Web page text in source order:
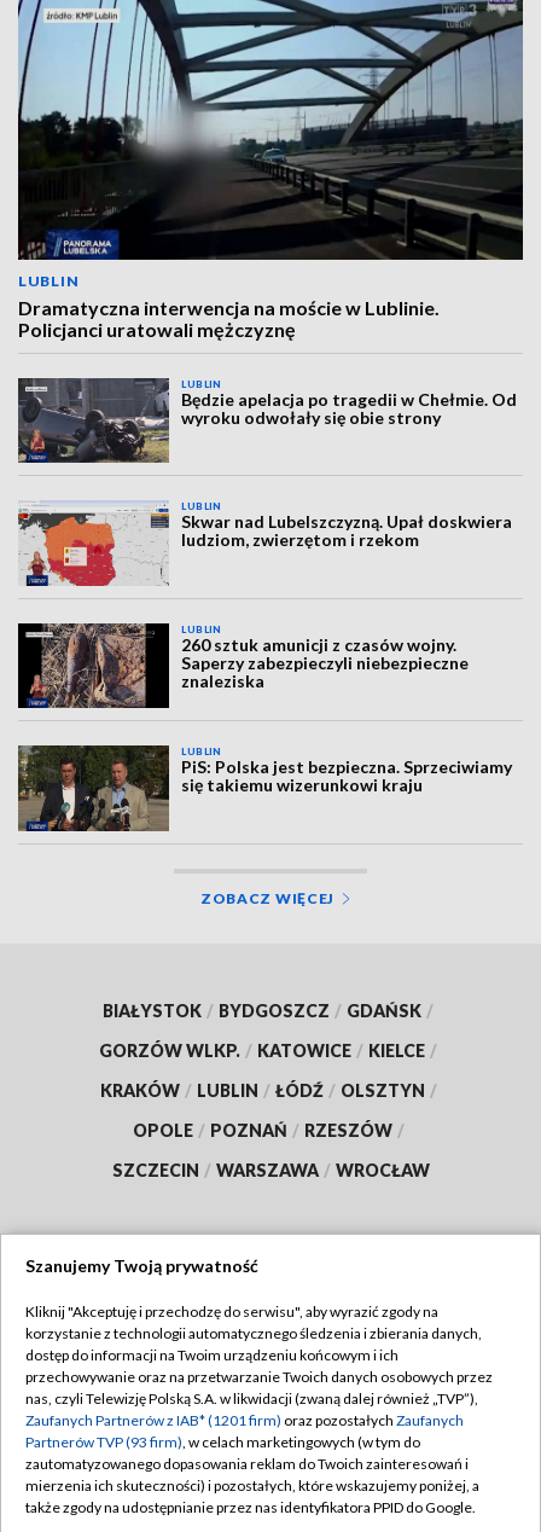
LUBLIN
Dramatyczna interwencja na moście w Lublinie.
Policjanci uratowali mężczyznę
LUBLIN
Będzie apelacja po tragedii w Chełmie. Od
wyroku odwołały się obie strony
LUBLIN
Skwar nad Lubelszczyzną. Upał doskwiera
ludziom, zwierzętom i rzekom
LUBLIN
260 sztuk amunicji z czasów wojny.
Saperzy zabezpieczyli niebezpieczne
znaleziska
LUBLIN
PiS: Polska jest bezpieczna. Sprzeciwiamy
się takiemu wizerunkowi kraju
ZOBACZ WIĘCEJ
BIAŁYSTOK / BYDGOSZCZ / GDAŃSK /
GORZÓW WLKP. / KATOWICE / KIELCE /
KRAKÓW / LUBLIN / ŁÓDŹ / OLSZTYN /
OPOLE / POZNAŃ / RZESZÓW /
SZCZECIN / WARSZAWA / WROCŁAW
TVP
Abonament TVP
Emisja w TVP
Centrum informacji TVP
Naziemna Telewizja Cyfrowa
Regulamin TVP
Polityka prywatności
Moje zgody
Pomoc
Szanujemy Twoją prywatność
Kliknij "Akceptuję i przechodzę do serwisu", aby wyrazić zgody na
korzystanie z technologii automatycznego śledzenia i zbierania danych,
dostęp do informacji na Twoim urządzeniu końcowym i ich
przechowywanie oraz na przetwarzanie Twoich danych osobowych przez
nas, czyli Telewizję Polską S.A. w likwidacji (zwaną dalej również „TVP”),
Zaufanych Partnerów z IAB* (1201 firm) oraz pozostałych Zaufanych
Partnerów TVP (93 firm), w celach marketingowych (w tym do
zautomatyzowanego dopasowania reklam do Twoich zainteresowań i
mierzenia ich skuteczności) i pozostałych, które wskazujemy poniżej, a
także zgody na udostępnianie przez nas identyfikatora PPID do Google.